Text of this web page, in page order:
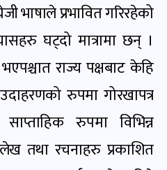
भाषाले प्रभावित गरिरहेको
घट्दो मात्रामा छन् ।
राज्य पक्षबाट केहि
रुपमा गोरखापत्र
साप्ताहिक रुपमा विभिन्न
तथा रचनाहरु प्रकाशित